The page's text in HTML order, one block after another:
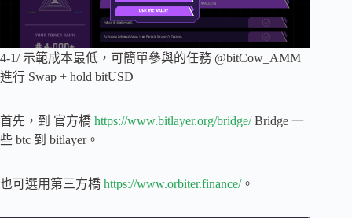
4-1/ 示範成本最低，可簡單參與的任務 @bitCow_AMM
進行 Swap + hold bitUSD
首先，到 官方橋 https://www.bitlayer.org/bridge/Bridge 一
些 btc 到 bitlayer。
也可選用第三方橋 https://www.orbiter.finance/。